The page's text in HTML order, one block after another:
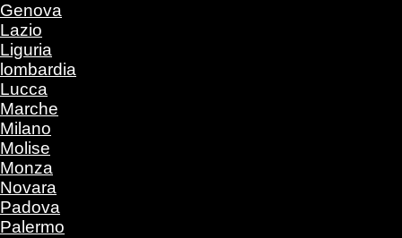
Genova
Lazio
Liguria
lombardia
Lucca
Marche
Milano
Molise
Monza
Novara
Padova
Palermo